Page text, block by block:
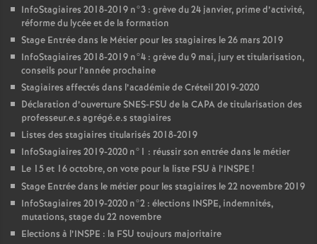
InfoStagiaires 2018-2019 n°3 : grève du 24 janvier, prime d’activité,
réforme du lycée et de la formation
Stage Entrée dans le Métier pour les stagiaires le 26 mars 2019
InfoStagiaires 2018-2019 n°4 : grève du 9 mai, jury et titularisation,
conseils pour l’année prochaine
Stagiaires affectés dans l’académie de Créteil 2019-2020
Déclaration d’ouvertureSNES-FSU de la CAPAde titularisation des
professeur.e.s agrégé.e.s stagiaires
Listes des stagiaires titularisés 2018-2019
InfoStagiaires 2019-2020 n°1 : réussir son entrée dans le métier
Le 15 et 16 octobre, on vote pour la liste FSU à l’INSPE !
Stage Entrée dans le métier pour les stagiaires le 22 novembre 2019
InfoStagiaires 2019-2020 n°2 : élections INSPE, indemnités,
mutations, stage du 22 novembre
Elections à l’INSPE : la FSU toujours majoritaire